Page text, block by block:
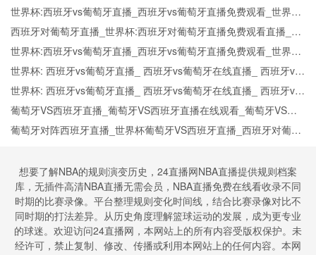
葡萄牙CCTV5直播入口-24直播网
世界杯:西班牙vs葡萄牙直播_西班牙vs葡萄牙直播免费观看_世界杯
今日西班牙vs葡萄牙直播在线观看高清视频直播
西班牙对葡萄牙直播_世界杯:西班牙对葡萄牙直播免费观看直播_世
界杯西班牙对葡萄牙直播在线观看高清无插件
世界杯:西班牙vs葡萄牙直播_西班牙vs葡萄牙直播免费观看_世界杯
今日西班牙vs葡萄牙直播在线观看高清视频直播
世界杯: 西班牙vs葡萄牙直播_ 西班牙vs葡萄牙在线直播_ 西班牙vs
葡萄牙CCTV5直播入口-24直播网
世界杯: 西班牙vs葡萄牙直播_ 西班牙vs葡萄牙在线直播_ 西班牙vs
葡萄牙CCTV5直播入口-24直播网
葡萄牙VS西班牙直播_葡萄牙VS西班牙直播在线观看_葡萄牙VS西
班牙实时全场直播入口
葡萄牙对阵西班牙直播_世界杯葡萄牙VS西班牙直播_西班牙对葡萄
想要了解NBA的规则演变历史，24直播网NBA直播提供规则档案
库，无插件高清NBA直播无需会员，NBA直播免费在线看收录不同
时期的比赛录像。平台整理规则变化时间线，结合比赛录像对比不
同时期的打法差异。从历史角度理解篮球运动的发展，成为更专业
的球迷。欢迎访问24直播网，本网站上的所有内容受版权保护。未
经许可，禁止复制、修改、传播或利用本网站上的任何内容。本网